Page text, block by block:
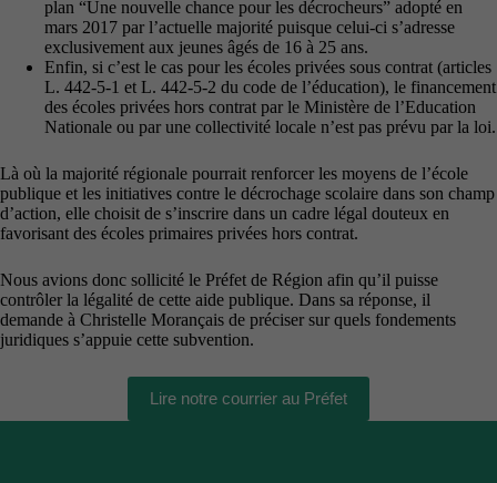
plan “Une nouvelle chance pour les décrocheurs” adopté en
mars 2017 par l’actuelle majorité puisque celui-ci s’adresse
exclusivement aux jeunes âgés de 16 à 25 ans.
Enfin, si c’est le cas pour les écoles privées sous contrat (articles
L. 442-5-1 et L. 442-5-2 du code de l’éducation), le financement
des écoles privées hors contrat par le Ministère de l’Education
Nationale ou par une collectivité locale n’est pas prévu par la loi.
Là où la majorité régionale pourrait renforcer les moyens de l’école
publique et les initiatives contre le décrochage scolaire dans son champ
d’action, elle choisit de s’inscrire dans un cadre légal douteux en
favorisant des écoles primaires privées hors contrat.
Nous avions donc sollicité le Préfet de Région afin qu’il puisse
contrôler la légalité de cette aide publique. Dans sa réponse, il
demande à Christelle Morançais de préciser sur quels fondements
juridiques s’appuie cette subvention.
Lire notre courrier au Préfet